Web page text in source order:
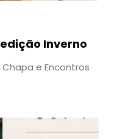
Inverno
e Encontros